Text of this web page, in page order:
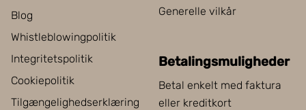
Blog
Whistleblowingpolitik
Integritetspolitik
Cookiepolitik
Tilgængelighedserklæring
Generelle vilkår
Betalingsmuligheder
Betal enkelt med faktura
eller kreditkort